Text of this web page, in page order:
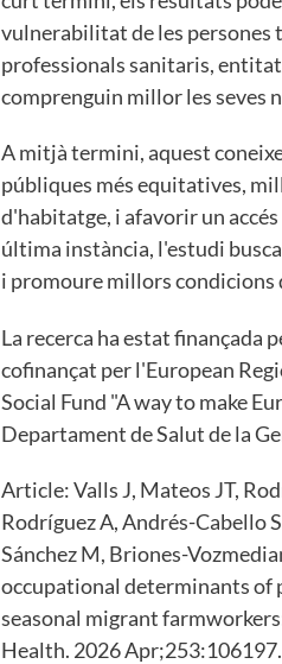
vulnerabilitat de les
professionals sanitaris,
comprenguin millor les seves
A mitjà termini, aquest
públiques més equitatives,
d'habitatge, i afavorir un
última instància, l'estudi
i promoure millors condicions
La recerca ha estat finançada
cofinançat per l'European
Social Fund "A way to make
Departament de Salut de la
Article: Valls J, Mateos JT,
Rodríguez A, Andrés-Cabello
Sánchez M, Briones-
occupational determinants of
seasonal migrant
Health. 2026